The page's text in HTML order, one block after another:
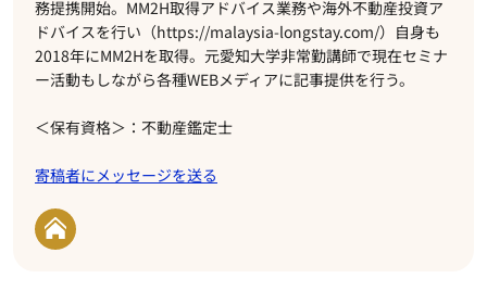
務提携開始。MM2H取得アドバイス業務や海外不動産投資ア
ドバイスを行い（https://malaysia-longstay.com/）自身も
2018年にMM2Hを取得。元愛知大学非常勤講師で現在セミナ
ー活動もしながら各種WEBメディアに記事提供を行う。
＜保有資格＞：不動産鑑定士
寄稿者にメッセージを送る